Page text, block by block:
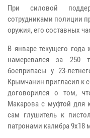
При силовой
сотрудниками полиции
оружия, его составных
В январе текущего
намеревался за 250
боеприпасы у 23-
Крымчанин пригласил к
договорился о том,
Макарова с муфтой для
сам глушитель к
патронами калибра 9х18